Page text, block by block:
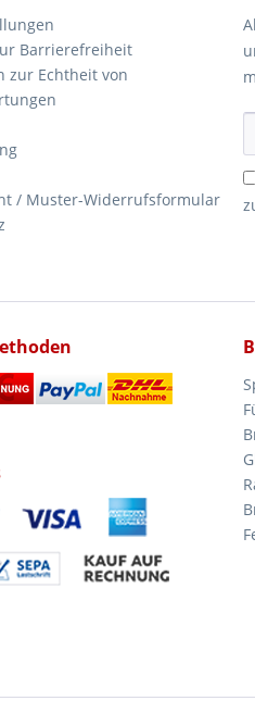
Barrierefreiheit
zur Echtheit von
/ Muster-Widerrufsformular